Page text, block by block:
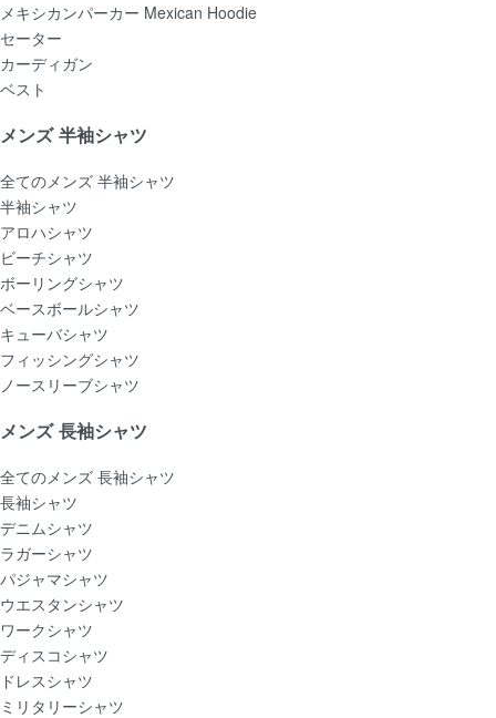
メキシカンパーカー Mexican Hoodie
セーター
カーディガン
ベスト
メンズ 半袖シャツ
全てのメンズ 半袖シャツ
半袖シャツ
アロハシャツ
ビーチシャツ
ボーリングシャツ
ベースボールシャツ
キューバシャツ
フィッシングシャツ
ノースリーブシャツ
メンズ 長袖シャツ
全てのメンズ 長袖シャツ
長袖シャツ
デニムシャツ
ラガーシャツ
パジャマシャツ
ウエスタンシャツ
ワークシャツ
ディスコシャツ
ドレスシャツ
ミリタリーシャツ